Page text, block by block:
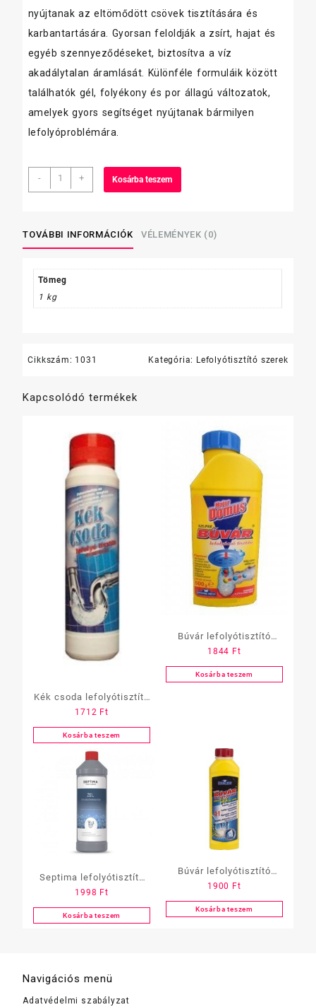
nyújtanak az eltömődött csövek tisztítására és
karbantartására. Gyorsan feloldják a zsírt, hajat és
egyéb szennyeződéseket, biztosítva a víz
akadálytalan áramlását. Különféle formuláik között
találhatók gél, folyékony és por állagú változatok,
amelyek gyors segítséget nyújtanak bármilyen
lefolyóproblémára.
-
Mr.
Muscle
L
mennyiség
+ Kosárba teszem
TOVÁBBI INFORMÁCIÓK VÉLEMÉNYEK (0)
Tömeg
1 kg
Cikkszám: 1031 Kategória: Lefolyótisztító szerek
Kapcsolódó termékek
Kék csoda lefolyótisztító
gran.500 gr.
1712 Ft
Kosárba teszem
Búvár lefolyótisztító
gran. 400 gr(meleg)
1844 Ft
Kosárba teszem
Septima lefolyótisztító
gél (csőtisztító) – 1 L
1998 Ft
Kosárba teszem
Búvár lefolyótisztító
gran. 500gr(hideg)
1900 Ft
Kosárba teszem
Navigációs menü
Adatvédelmi szabályzat